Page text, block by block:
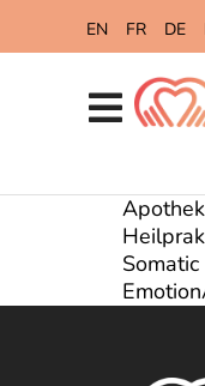
EN FR DE